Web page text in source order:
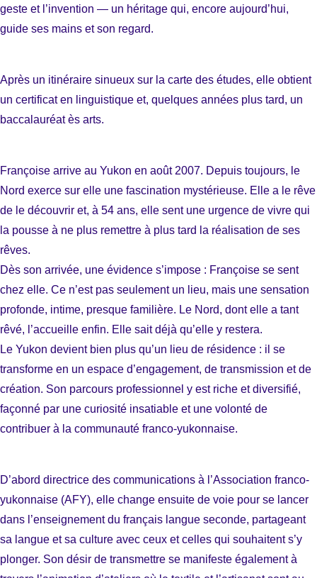
geste et l’invention — un héritage qui, encore aujourd’hui,
guide ses mains et son regard.
Après un itinéraire sinueux sur la carte des études, elle obtient
un certificat en linguistique et, quelques années plus tard, un
baccalauréat ès arts.
Françoise arrive au Yukon en août 2007. Depuis toujours, le
Nord exerce sur elle une fascination mystérieuse. Elle a le rêve
de le découvrir et, à 54 ans, elle sent une urgence de vivre qui
la pousse à ne plus remettre à plus tard la réalisation de ses
rêves.
Dès son arrivée, une évidence s’impose : Françoise se sent
chez elle. Ce n’est pas seulement un lieu, mais une sensation
profonde, intime, presque familière. Le Nord, dont elle a tant
rêvé, l’accueille enfin. Elle sait déjà qu’elle y restera.
Le Yukon devient bien plus qu’un lieu de résidence : il se
transforme en un espace d’engagement, de transmission et de
création. Son parcours professionnel y est riche et diversifié,
façonné par une curiosité insatiable et une volonté de
contribuer à la communauté franco-yukonnaise.
D’abord directrice des communications à l’Association franco-
yukonnaise (AFY), elle change ensuite de voie pour se lancer
dans l’enseignement du français langue seconde, partageant
sa langue et sa culture avec ceux et celles qui souhaitent s’y
plonger. Son désir de transmettre se manifeste également à